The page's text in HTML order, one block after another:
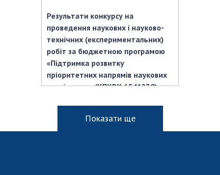
Результати конкурсу на
проведення наукових і науково-
технічних (експериментальних)
робіт за бюджетною програмою
«Підтримка розвитку
пріоритетних напрямів наукових
досліджень» (КПКВК 6541230) на
Показати ще